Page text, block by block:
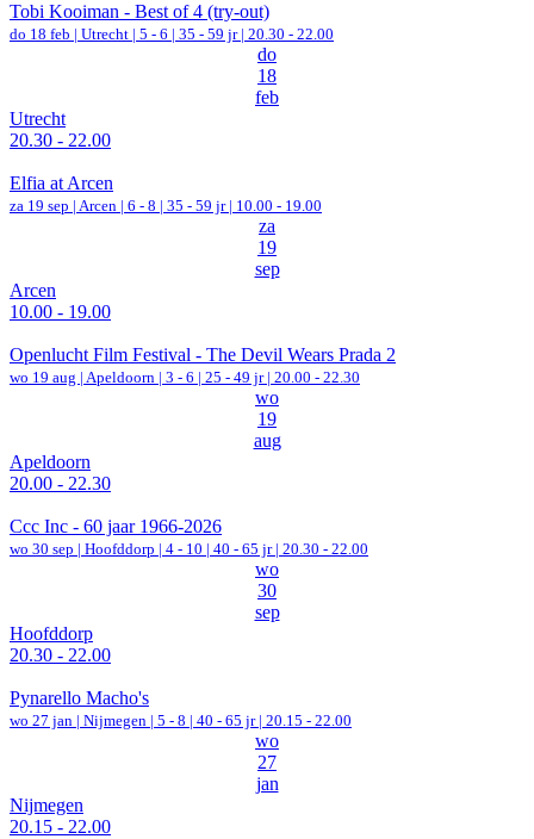
Tobi Kooiman - Best of 4 (try-out)
do 18 feb | Utrecht | 5 - 6 | 35 - 59 jr | 20.30 - 22.00
do
18
feb
Utrecht
20.30 - 22.00
Elfia at Arcen
za 19 sep | Arcen | 6 - 8 | 35 - 59 jr | 10.00 - 19.00
za
19
sep
Arcen
10.00 - 19.00
Openlucht Film Festival - The Devil Wears Prada 2
wo 19 aug | Apeldoorn | 3 - 6 | 25 - 49 jr | 20.00 - 22.30
wo
19
aug
Apeldoorn
20.00 - 22.30
Ccc Inc - 60 jaar 1966-2026
wo 30 sep | Hoofddorp | 4 - 10 | 40 - 65 jr | 20.30 - 22.00
wo
30
sep
Hoofddorp
20.30 - 22.00
Pynarello Macho's
wo 27 jan | Nijmegen | 5 - 8 | 40 - 65 jr | 20.15 - 22.00
wo
27
jan
Nijmegen
20.15 - 22.00